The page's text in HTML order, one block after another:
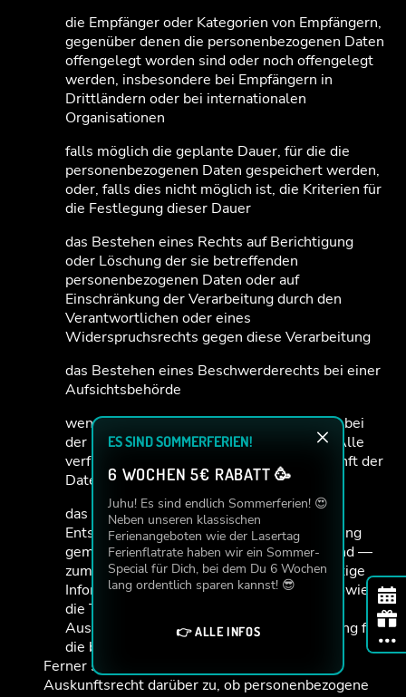
die Empfänger oder Kategorien von Empfängern,
gegenüber denen die personenbezogenen Daten
offengelegt worden sind oder noch offengelegt
werden, insbesondere bei Empfängern in
Drittländern oder bei internationalen
Organisationen
falls möglich die geplante Dauer, für die die
personenbezogenen Daten gespeichert werden,
oder, falls dies nicht möglich ist, die Kriterien für
die Festlegung dieser Dauer
das Bestehen eines Rechts auf Berichtigung
oder Löschung der sie betreffenden
personenbezogenen Daten oder auf
Einschränkung der Verarbeitung durch den
Verantwortlichen oder eines
Widerspruchsrechts gegen diese Verarbeitung
das Bestehen eines Beschwerderechts bei einer
Aufsichtsbehörde
wenn die personenbezogenen Daten nicht bei
der betroffenen Person erhoben werden: Alle
verfügbaren Informationen über die Herkunft der
Daten
das Bestehen einer automatisierten
Entscheidungsfindung einschließlich Profiling
gemäß Artikel 22 Abs.1 und 4 DS-GVO und —
zumindest in diesen Fällen — aussagekräftige
Informationen über die involvierte Logik sowie
die Tragweite und die angestrebten
Auswirkungen einer derartigen Verarbeitung für
die betroffene Person
Ferner steht der betroffenen Person ein
Auskunftsrecht darüber zu, ob personenbezogene
ES SIND SOMMERFERIEN!
6 WOCHEN 5€ RABATT 🥳
Juhu! Es sind endlich Sommerferien! 😍
Neben unseren klassischen
Ferienangeboten wie der Lasertag
Ferienflatrate haben wir ein Sommer-
Special für Dich, bei dem Du 6 Wochen
lang ordentlich sparen kannst! 😎
👉 ALLE INFOS